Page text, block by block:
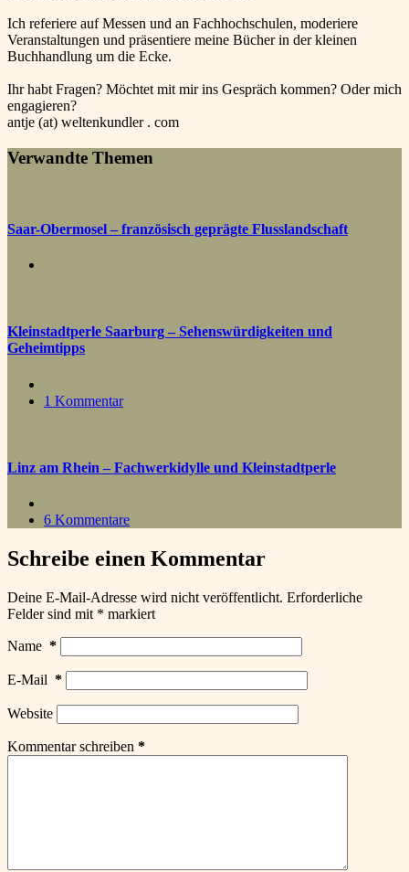
Ich referiere auf Messen und an Fachhochschulen, moderiere
Veranstaltungen und präsentiere meine Bücher in der kleinen
Buchhandlung um die Ecke.
Ihr habt Fragen? Möchtet mit mir ins Gespräch kommen? Oder mich
engagieren?
antje (at) weltenkundler . com
Verwandte Themen
Saar-Obermosel – französisch geprägte Flusslandschaft
Kleinstadtperle Saarburg – Sehenswürdigkeiten und
Geheimtipps
1 Kommentar
Linz am Rhein – Fachwerkidylle und Kleinstadtperle
6 Kommentare
Schreibe einen Kommentar
Deine E-Mail-Adresse wird nicht veröffentlicht. Erforderliche
Felder sind mit * markiert
Name *
E-Mail *
Website
Kommentar schreiben *